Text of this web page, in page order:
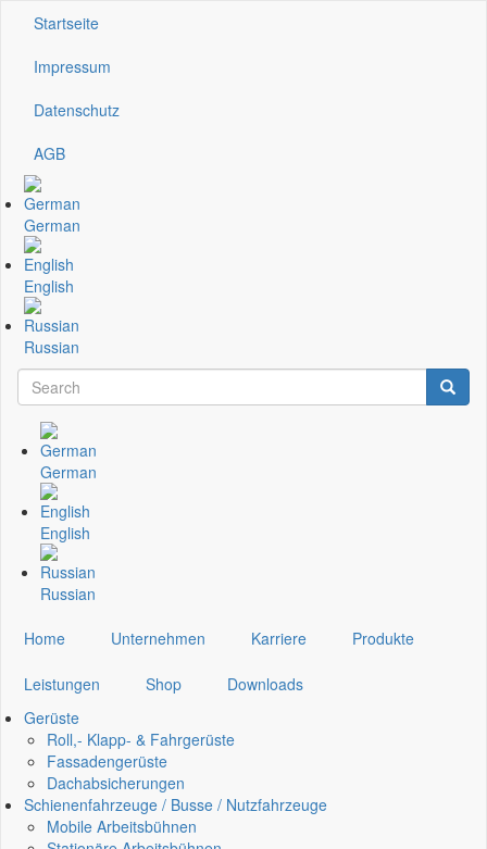
Kopfzeile
Startseite
Impressum
Datenschutz
AGB
German
English
Russian
Suchformular
Search Search
German
English
Russian
Home Unternehmen Karriere Produkte
Leistungen Shop
Downloads
Gerüste
Roll,- Klapp- & Fahrgerüste
Fassadengerüste
Dachabsicherungen
Schienenfahrzeuge / Busse / Nutzfahrzeuge
Mobile Arbeitsbühnen